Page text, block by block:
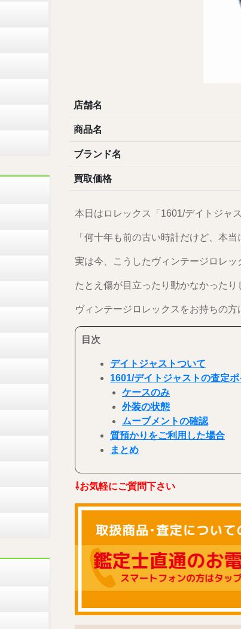
店舗名
商品名
ブランド名
買取価格
本日はロレックス「1601/デイトジャ
「何十年も前の古い時計だけど、本
実は今、こうしたヴィンテージロレッ
たとえ傷が目立ったり動かなかった
ヴィンテージロレックスをお持ちの
目次
デイトジャストついて
1601/デイトジャストの査定
ケースのみ
外装の状態
ムーブメントの確認
質預かりをご利用した場合
まとめ
⇩お気軽にご質問下さい